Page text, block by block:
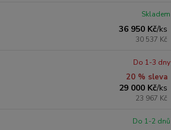
36 950 Kč/ks
30 537 Kč
Skladem
20 % sleva
29 000 Kč/ks
23 967 Kč
Do 1-3 dny
Do 1-2 dnů